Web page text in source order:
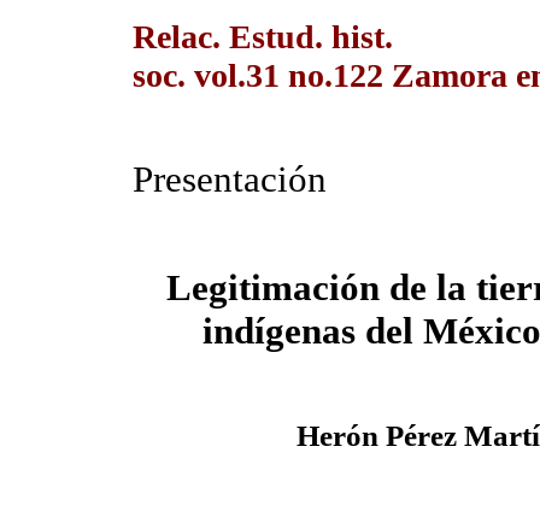
Relac. Estud. hist.
soc. vol.31 no.122 Zamora
Presentación
Legitimación de la
indígenas del
Herón Pérez